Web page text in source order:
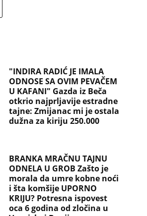
"INDIRA RADIĆ JE IMALA
ODNOSE SA OVIM PEVAČEM
U KAFANI" Gazda iz Beča
otkrio najprljavije estradne
tajne: Zmijanac mi je ostala
dužna za kiriju 250.000
BRANKA MRAČNU TAJNU
ODNELA U GROB Zašto je
morala da umre kobne noći
i šta komšije UPORNO
KRIJU? Potresna ispovest
oca 6 godina od zločina u